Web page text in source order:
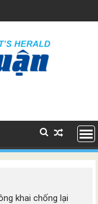
khai chống lại